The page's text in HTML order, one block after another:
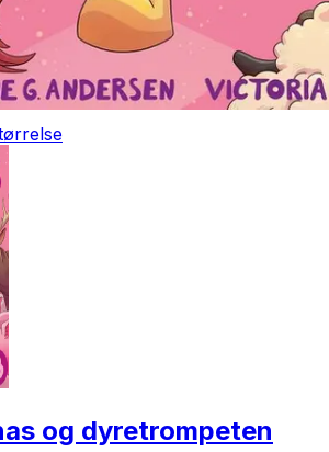
og dyretrompeten